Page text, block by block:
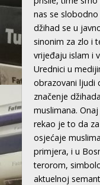
nas se
džihad se u
sinonim za zlo i
vrijeđaju islam i
Urednici u
obrazovani ljudi
značenje
muslimana.
rekao je to da
osjećaje
primjera, i u
terorom,
aktuelnoj